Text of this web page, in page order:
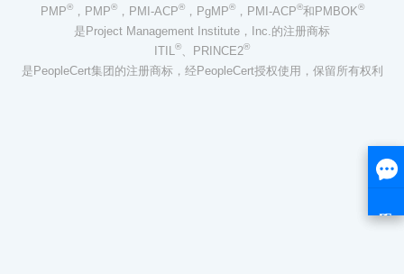
PMP®，PMP®，PMI-ACP®，PgMP®，PMI-ACP®和PMBOK®
是Project Management Institute，Inc.的注册商标
ITIL®、PRINCE2®
是PeopleCert集团的注册商标，经PeopleCert授权使用，保留所有权利